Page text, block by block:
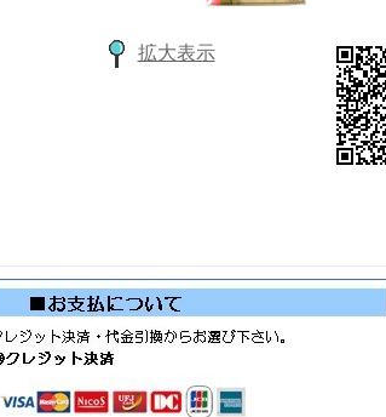
拡大表示